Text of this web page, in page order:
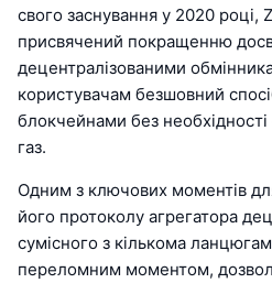
свого заснування у 2020 році,
присвячений покращенню
децентралізованими
користувачам безшовний
блокчейнами без необхідності
газ.
Одним з ключових моментів
його протоколу агрегатора
сумісного з кількома
переломним моментом,